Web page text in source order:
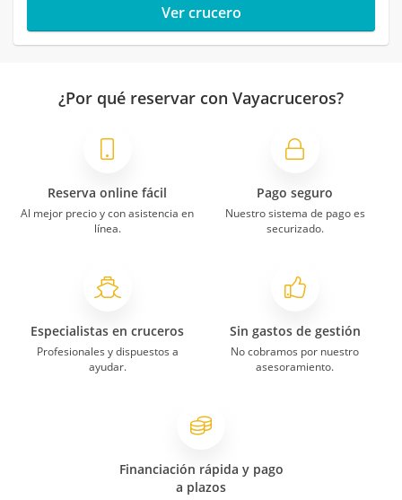
Ver crucero
¿Por qué reservar con Vayacruceros?
Reserva online fácil
Al mejor precio y con asistencia en
línea.
Pago seguro
Nuestro sistema de pago es
securizado.
Especialistas en cruceros
Profesionales y dispuestos a
ayudar.
Sin gastos de gestión
No cobramos por nuestro
asesoramiento.
Financiación rápida y pago
a plazos